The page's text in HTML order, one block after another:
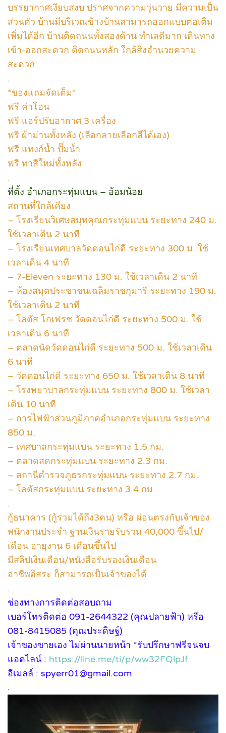
บรรยากาศเงียบสงบ ปราศจากความวุ่นวาย มีความเป็น
ส่วนตัว บ้านมีบริเวณข้างบ้านสามารถออกแบบต่อเติม
เพิ่มได้อีก บ้านติดถนนทั้งสองด้าน ทำเลดีมาก เดินทาง
เข้า-ออกสะดวก ติดถนนหลัก ใกล้สิ่งอำนวยความ
สะดวก
.
*ของแถมจัดเต็ม*
ฟรี ค่าโอน
ฟรี แอร์ปรับอากาศ 3 เครื่อง
ฟรี ผ้าม่านทั้งหลัง (เลือกลายเลือกสีได้เอง)
ฟรี แทงก์น้ำ ปั๊มน้ำ
ฟรี ทาสีใหม่ทั้งหลัง
.
ที่ตั้ง อำเภอกระทุ่มแบน – อ้อมน้อย
สถานที่ใกล้เคียง
– โรงเรียนวิเศษสมุทคุณกระทุ่มแบน ระยะทาง 240 ม.
ใช้เวลาเดิน 2 นาที
– โรงเรียนเทศบาลวัดดอนไก่ดี ระยะทาง 300 ม. ใช้
เวลาเดิน 4 นาที
– 7-Eleven ระยะทาง 130 ม. ใช้เวลาเดิน 2 นาที
– ห้องสมุดประชาชนเฉลิมราชกุมารี ระยะทาง 190 ม.
ใช้เวลาเดิน 2 นาที
– โลตัส โกเฟรช วัดดอนไก่ดี ระยะทาง 500 ม. ใช้
เวลาเดิน 6 นาที
– ตลาดนัดวัดดอนไก่ดี ระยะทาง 500 ม. ใช้เวลาเดิน
6 นาที
– วัดดอนไก่ดี ระยะทาง 650 ม. ใช้เวลาเดิน 8 นาที
– โรงพยาบาลกระทุ่มแบน ระยะทาง 800 ม. ใช้เวลา
เดิน 10 นาที
– การไฟฟ้าส่วนภูมิภาคอำเภอกระทุ่มแบน ระยะทาง
850 ม.
– เทศบาลกระทุ่มแบน ระยะทาง 1.5 กม.
– ตลาดสดกระทุ่มแบน ระยะทาง 2.3 กม.
– สถานีตำรวจภูธรกระทุ่มแบน ระยะทาง 2.7 กม.
– โลตัสกระทุ่มแบน ระยะทาง 3.4 กม.
.
กู้ธนาคาร (กู้ร่วมได้ถึง3คน) หรือ ผ่อนตรงกับเจ้าของ
พนักงานประจำ ฐานเงินรายรับรวม 40,000 ขึ้นไป/
เดือน อายุงาน 6 เดือนขึ้นไป
มีสลิปเงินเดือน/หนังสือรับรองเงินเดือน
อาชีพอิสระ ก็สามารถเป็นเจ้าของได้
.
ช่องทางการติดต่อสอบถาม
เบอร์โทรติดต่อ 091-2644322 (คุณปลายฟ้า) หรือ
081-8415085 (คุณประดิษฐ์)
เจ้าของขายเอง ไม่ผ่านนายหน้า *รับปรึกษาฟรีจนจบ
แอดไลน์ : https://line.me/ti/p/ww32FQlpJf
อีเมลล์ : spyerr01@gmail.com
.